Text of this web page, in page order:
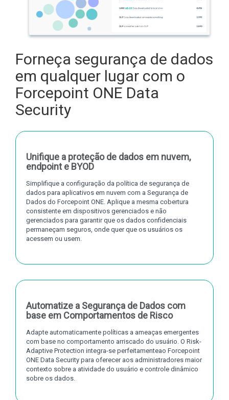
Forneça segurança de dados
em qualquer lugar com o
Forcepoint ONE Data
Security
Unifique a proteção de dados em nuvem,
endpoint e BYOD
Simplifique a configuração da política de segurança de
dados para aplicativos em nuvem com a Segurança de
Dados do Forcepoint ONE. Aplique a mesma cobertura
consistente em dispositivos gerenciados e não
gerenciados para garantir que os dados confidenciais
permaneçam seguros, onde quer que os usuários os
acessem ou usem.
Automatize a Segurança de Dados com
base em Comportamentos de Risco
Adapte automaticamente políticas a ameaças emergentes
com base no comportamento arriscado do usuário. O Risk-
Adaptive Protection integra-se perfeitamenteao Forcepoint
ONE Data Security para oferecer aos administradores maior
contexto sobre a atividade do usuário e controle dinâmico
sobre os dados.